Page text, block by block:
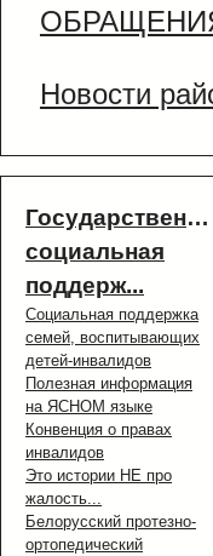
ОБРАЩЕНИЯ
Новости
Государственная
социальная
поддерж...
Социальная поддержка
семей, воспитывающих
детей-инвалидов
Полезная информация
на ЯСНОМ языке
Конвенция о правах
инвалидов
Это истории НЕ про
жалость...
Белорусский протезно-
ортопедический